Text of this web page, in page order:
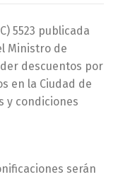
5523 publicada
Ministro de
descuentos por
en la Ciudad de
y condiciones
serán